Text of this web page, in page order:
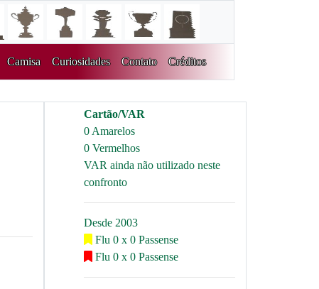
Camisa Curiosidades Contato Créditos
Cartão/VAR
0 Amarelos
0 Vermelhos
VAR ainda não utilizado neste
confronto
Desde 2003
Flu 0 x 0 Passense
Flu 0 x 0 Passense